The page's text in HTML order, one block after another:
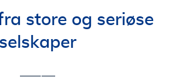
store og seriøse
selskaper